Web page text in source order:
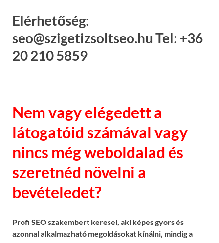
Elérhetőség:
seo@szigetizsoltseo.hu Tel: +36
20 210 5859
Nem vagy elégedett a
látogatóid számával vagy
nincs még weboldalad és
szeretnéd növelni a
bevételedet?
Profi SEO szakembert keresel, aki képes gyors és
azonnal alkalmazható megoldásokat kínálni, mindig a